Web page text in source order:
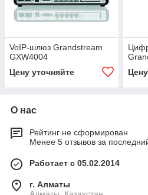
VoIP-шлюз Grandstream
GXW4004
Цену уточняйте
О нас
Рейтинг не сформирован
Менее 5 отзывов за
Работает с 05.02.2014
г. Алматы